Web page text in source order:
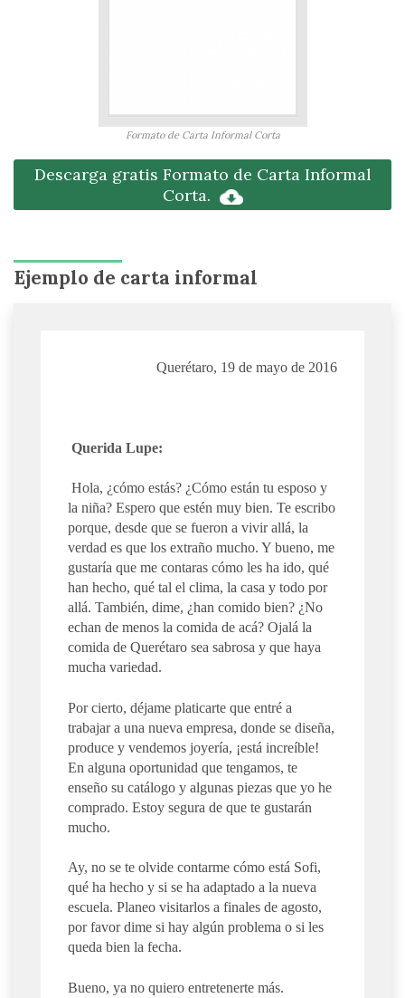
Formato de Carta Informal Corta
Descarga gratis Formato de Carta Informal
Corta.
Ejemplo de carta informal
Querétaro, 19 de mayo de 2016
Querida Lupe:
Hola, ¿cómo estás? ¿Cómo están tu esposo y
la niña? Espero que estén muy bien. Te escribo
porque, desde que se fueron a vivir allá, la
verdad es que los extraño mucho. Y bueno, me
gustaría que me contaras cómo les ha ido, qué
han hecho, qué tal el clima, la casa y todo por
allá. También, dime, ¿han comido bien? ¿No
echan de menos la comida de acá? Ojalá la
comida de Querétaro sea sabrosa y que haya
mucha variedad.
Por cierto, déjame platicarte que entré a
trabajar a una nueva empresa, donde se diseña,
produce y vendemos joyería, ¡está increíble!
En alguna oportunidad que tengamos, te
enseño su catálogo y algunas piezas que yo he
comprado. Estoy segura de que te gustarán
mucho.
Ay, no se te olvide contarme cómo está Sofi,
qué ha hecho y si se ha adaptado a la nueva
escuela. Planeo visitarlos a finales de agosto,
por favor dime si hay algún problema o si les
queda bien la fecha.
Bueno, ya no quiero entretenerte más.